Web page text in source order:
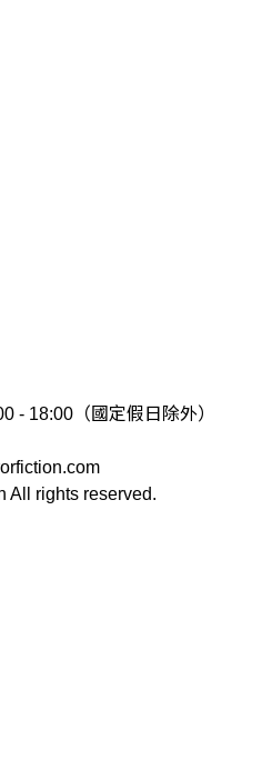
- 18:00（國定假日除外）
All rights reserved.